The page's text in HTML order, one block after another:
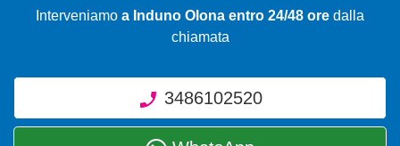
Interveniamo a Induno Olona entro 24/48 ore dalla
chiamata
3486102520